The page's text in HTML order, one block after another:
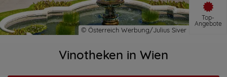
Top-
Angebote
Vinotheken in Wien